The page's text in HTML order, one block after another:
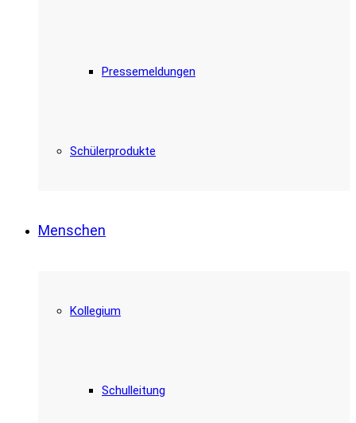
Pressemeldungen
Schülerprodukte
Menschen
Kollegium
Schulleitung